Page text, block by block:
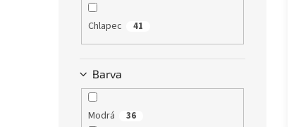
Barva
Modrá 36
Chlapec 41